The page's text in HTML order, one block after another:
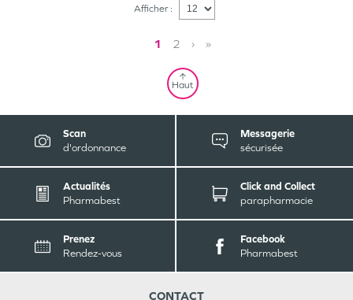
Afficher :
1 2 › »
Haut
Scan
d'ordonnance
Messagerie
sécurisée
Actualités
Pharmabest
Click and Collect
parapharmacie
Prenez
Rendez-vous
Facebook
Pharmabest
CONTACT